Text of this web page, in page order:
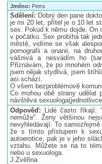
Jméno: Petra
Sdělení: Dobrý den pane
je mi 20 let, přítel je o 10 let
sex. Pokud k němu dojde. On
v počátku. Sex probíhá tak
městě, vidíme se však
pornografii a onanii, na
vášnivá a nesvádím ho
Přiznávám, že po mnohém
jsem nějak stydlivá, jsem
asi schází.
O všem bezproblémově
Co mohou obě strany
návštěva
Odpověď:
Lidé často říkají:
nemůže". Ženy většinou
nevyhledávají. To
že s tímto přístupem k
autoerotice, pak je v jeho
vztahu. Můžete se na to
nebo u sexuologa.
J.Zvěřina